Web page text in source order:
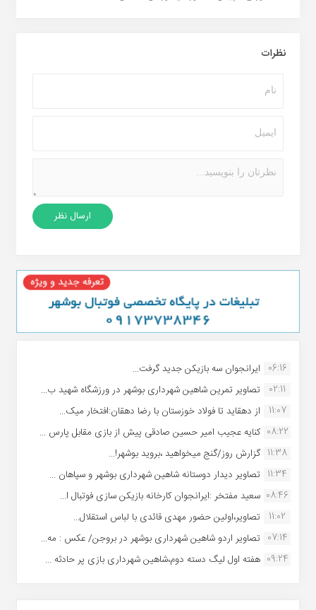
نظرات
06:16 ایرانجوان سه بازیکن جدید گرفت...
02:11
تصاویر تمرین شاهین شهردارى بوشهر در ورزشگاه شهید ب...
11:07
از دهقاید تا فولاد خوزستان با رضا دهقان:افتخار میک...
08:22 کنایه عجیب امیر حسین صادقی پیش از بازی مقابل پارس ...
11:38 گزارش روز/گنج میخواهید ،بروید بوشهر!...
11:34 تصاویر دیدار دوستانه شاهین شهردارى بوشهر و سپاهان ...
08:46 سعید مفتخر :ایرانجوان کارخانه بازیکن سازی فوتبال ا...
11:02
تصاویر،اولین حضور مهدی قائدی با لباس استقلال...
07:14 تصاویر اردو شاهین شهرداری بوشهر در بروجن/ عکس : مه...
09:24 هفته اول لیگ دسته دوم،شاهین شهرداری بازی پر حادثه ...